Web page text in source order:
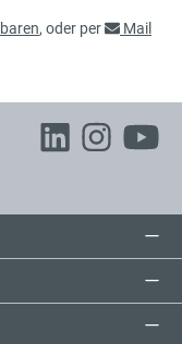
, oder per
Mail